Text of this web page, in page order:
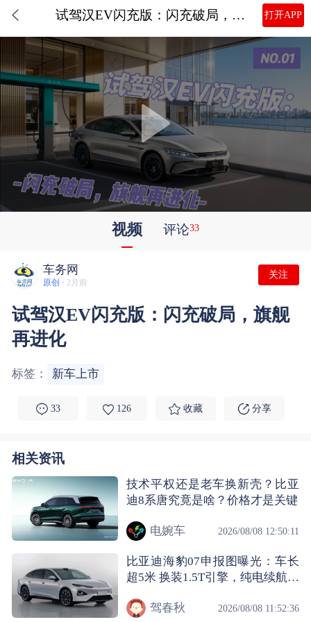
试驾汉EV闪充版：闪充破局，旗舰再进化 打开APP
视频 评论33
车务网
原创 · 2月前
关注
试驾汉EV闪充版：闪充破局，旗舰
再进化
标签： 新车上市
33 126 收藏 分享
相关资讯
技术平权还是老车换新壳？比亚
迪8系唐究竟是啥？价格才是关键
电婉车 2026/08/08 12:50:11
比亚迪海豹07申报图曝光：车长
超5米 换装1.5T引擎，纯电续航破
驾春秋
2026/08/08 11:52:36